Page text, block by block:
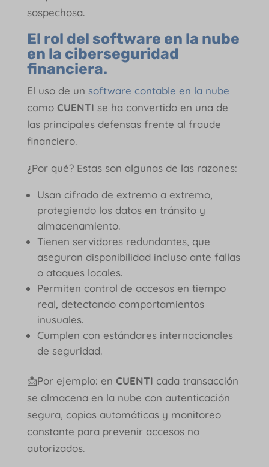
sospechosa.
El rol del software en la nube
en la ciberseguridad
financiera.
El uso de un software contable en la nube
como CUENTI se ha convertido en una de
las principales defensas frente al fraude
financiero.
¿Por qué? Estas son algunas de las razones:
Usan cifrado de extremo a extremo,
protegiendo los datos en tránsito y
almacenamiento.
Tienen servidores redundantes, que
aseguran disponibilidad incluso ante fallas
o ataques locales.
Permiten control de accesos en tiempo
real, detectando comportamientos
inusuales.
Cumplen con estándares internacionales
de seguridad.
📩Por ejemplo: en CUENTI cada transacción
se almacena en la nube con autenticación
segura, copias automáticas y monitoreo
constante para prevenir accesos no
autorizados.